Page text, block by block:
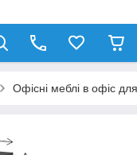
Офісні меблі в офіс